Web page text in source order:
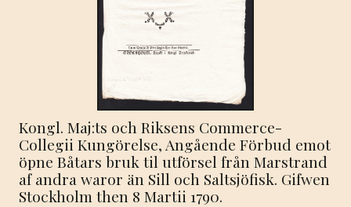
Kongl. Maj:ts och Riksens Commerce-
Collegii Kungörelse, Angående Förbud emot
öpne Båtars bruk til utförsel från Marstrand
af andra waror än Sill och Saltsjöfisk. Gifwen
Stockholm then 8 Martii 1790.